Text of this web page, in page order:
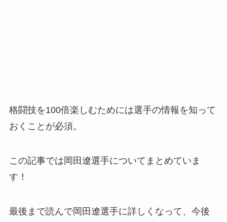
格闘技を100倍楽しむためには選手の情報を知って
おくことが必須。
この記事では岡田遼選手についてまとめていま
す！
最後まで読んで岡田遼選手に詳しくなって、今後